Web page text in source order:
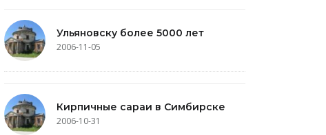
Ульяновску более 5000 лет
2006-11-05
Кирпичные сараи в Симбирске
2006-10-31